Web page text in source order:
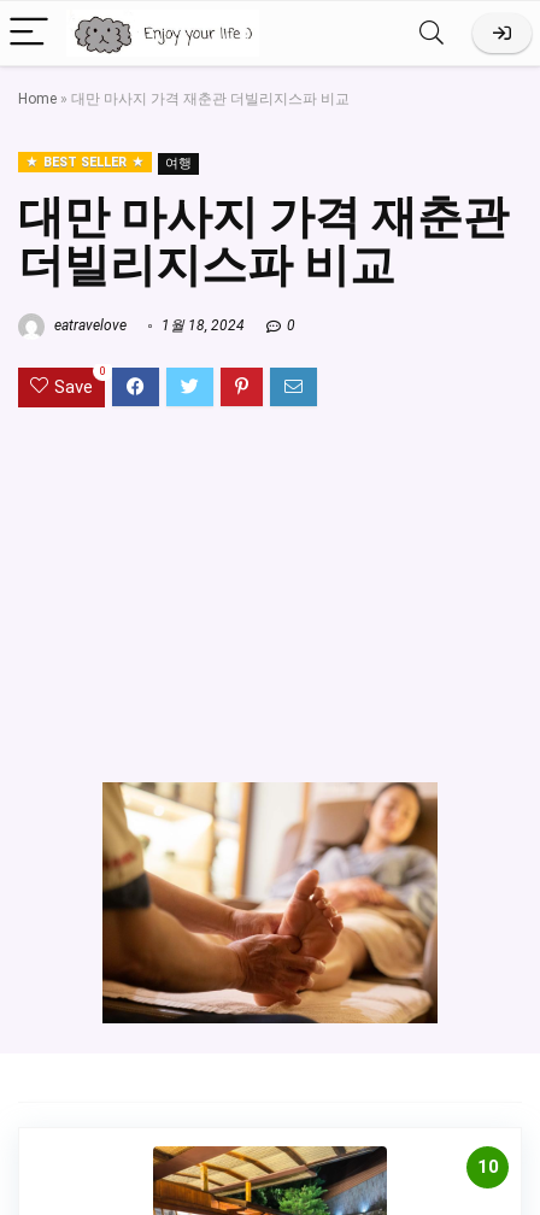
Home » 대만 마사지 가격 재춘관 더빌리지스파 비교
BEST SELLER 여행
대만 마사지 가격 재춘관
더빌리지스파 비교
eatravelove 1월 18, 2024 0
Save
0
10